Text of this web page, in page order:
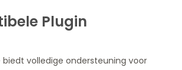
Plugin
biedt volledige ondersteuning voor